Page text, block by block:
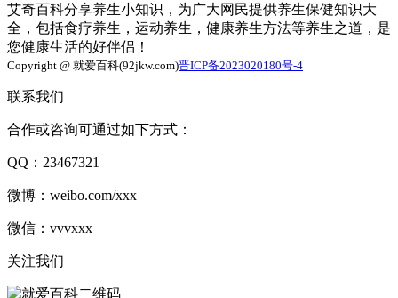
艾奇百科分享养生小知识，为广大网民提供养生保健知识大
全，包括食疗养生，运动养生，健康养生方法等养生之道，是
您健康生活的好伴侣！
Copyright @ 就爱百科(92jkw.com)晋ICP备2023020180号-4
联系我们
合作或咨询可通过如下方式：
QQ：23467321
微博：weibo.com/xxx
微信：vvvxxx
关注我们